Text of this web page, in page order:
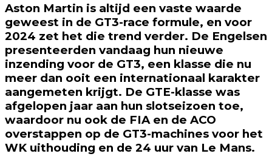
Aston Martin is altijd een vaste waarde
geweest in de GT3-race formule, en voor
2024 zet het die trend verder. De Engelsen
presenteerden vandaag hun nieuwe
inzending voor de GT3, een klasse die nu
meer dan ooit een internationaal karakter
aangemeten krijgt. De GTE-klasse was
afgelopen jaar aan hun slotseizoen toe,
waardoor nu ook de FIA en de ACO
overstappen op de GT3-machines voor het
WK uithouding en de 24 uur van Le Mans.